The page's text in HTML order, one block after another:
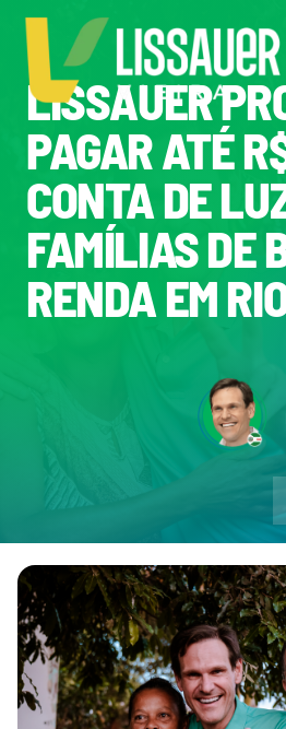
para
conteúdo
Home
Plano de Governo
Meu Trabalho
LISSAUER
PAGAR ATÉ
CONTA DE
FAMÍLIAS DE
RENDA EM